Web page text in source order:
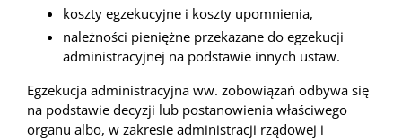
koszty egzekucyjne i koszty upomnienia,
należności pieniężne przekazane do egzekucji
administracyjnej na podstawie innych ustaw.
Egzekucja administracyjna ww. zobowiązań odbywa się
na podstawie decyzji lub postanowienia właściwego
organu albo, w zakresie administracji rządowej i